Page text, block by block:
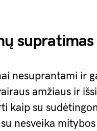
supratimas
nesuprantami ir
amžiaus ir
kaip su
nesveika